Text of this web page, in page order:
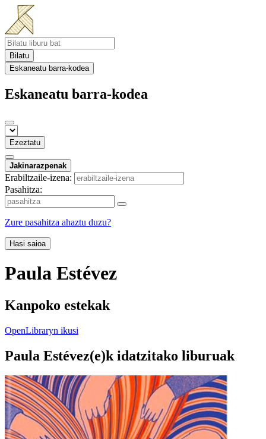
Bilatu
Eskaneatu barra-kodea
Eskaneatu barra-kodea
Ezeztatu
Jakinarazpenak
Erabiltzaile-izena:
Pasahitza:
Zure pasahitza ahaztu duzu?
Hasi saioa
Paula Estévez
Kanpoko estekak
OpenLibraryn ikusi
Paula Estévez(e)k idatzitako liburuak